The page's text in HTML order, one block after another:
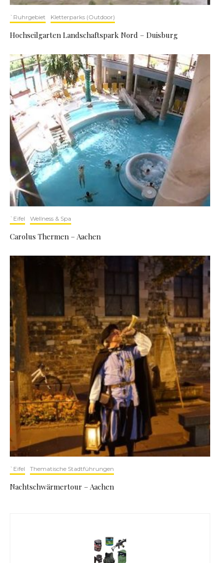
`Ruhrgebiet Kletterparks (Outdoor)
Hochseilgarten Landschaftspark Nord – Duisburg
`Eifel Wellness & Spa
Carolus Thermen – Aachen
`Eifel Thematische Stadtführungen
Nachtschwärmertour – Aachen